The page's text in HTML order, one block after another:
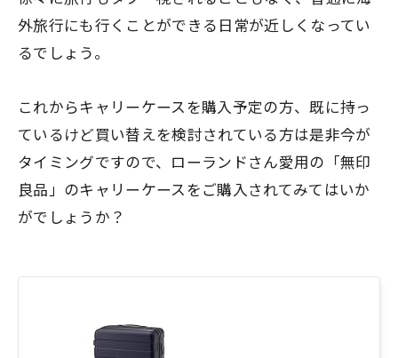
外旅行にも行くことができる日常が近しくなってい
るでしょう。
これからキャリーケースを購入予定の方、既に持っ
ているけど買い替えを検討されている方は是非今が
タイミングですので、ローランドさん愛用の「無印
良品」のキャリーケースをご購入されてみてはいか
がでしょうか？